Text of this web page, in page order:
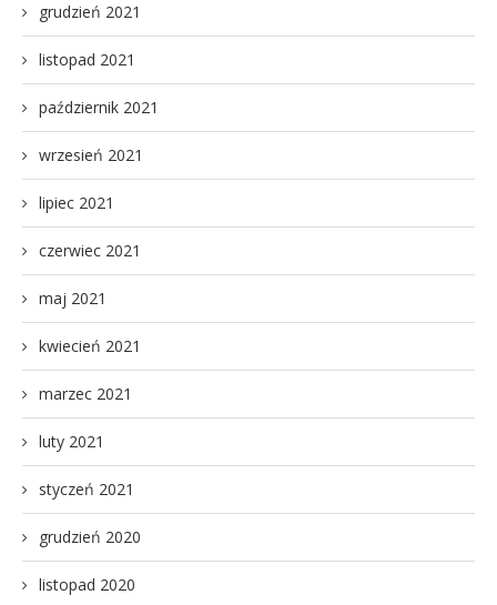
grudzień 2021
listopad 2021
październik 2021
wrzesień 2021
lipiec 2021
czerwiec 2021
maj 2021
kwiecień 2021
marzec 2021
luty 2021
styczeń 2021
grudzień 2020
listopad 2020